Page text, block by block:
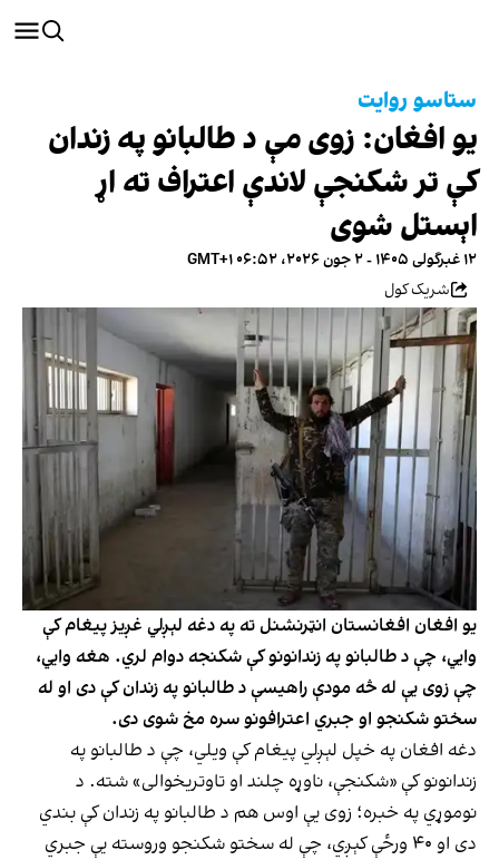
ستاسو روایت
یو افغان: زوی مې د طالبانو په زندان
کې تر شکنجې لاندې اعتراف ته اړ
اېستل شوی
۱۲ غبرگولی ۱۴۰۵ - ۲ جون ۲۰۲۶، ۰۶:۵۲ GMT+۱
شریک کول
یو افغان افغانستان انټرنشنل ته په دغه لېږلي غږیز پیغام کې
وايي، چې د طالبانو په زندانونو کې شکنجه دوام لري. هغه وايي،
چې زوی یې له څه مودې راهیسې د طالبانو په زندان کې دی او له
سختو شکنجو او جبري اعترافونو سره مخ شوی دی.
دغه افغان په خپل لېږلي پیغام کې ویلي، چې د طالبانو په
زندانونو کې «شکنجې، ناوړه چلند او تاوتریخوالی» شته. د
نوموړي په خبره؛ زوی یې اوس هم د طالبانو په زندان کې بندي
دی او ۴۰ ورځې کېږي، چې له سختو شکنجو وروسته یې جبري